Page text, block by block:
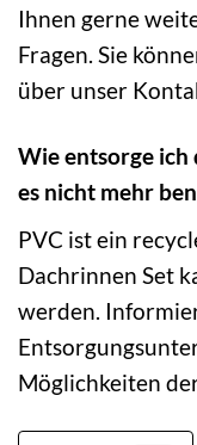
Ihnen gerne
Fragen. Sie
über unser
Wie entsorge ich
es nicht mehr
PVC ist ein
Dachrinnen Set
werden.
Möglichkeiten